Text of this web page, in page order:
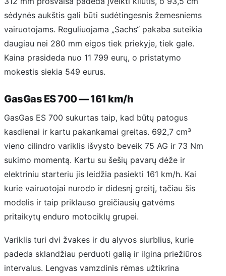
sėdynės aukštis gali būti sudėtingesnis žemesniems
vairuotojams. Reguliuojama „Sachs“ pakaba suteikia
daugiau nei 280 mm eigos tiek priekyje, tiek gale.
Kaina prasideda nuo 11 799 eurų, o pristatymo
mokestis siekia 549 eurus.
GasGas ES 700 — 161 km/h
GasGas ES 700 sukurtas taip, kad būtų patogus
kasdienai ir kartu pakankamai greitas. 692,7 cm³
vieno cilindro variklis išvysto beveik 75 AG ir 73 Nm
sukimo momentą. Kartu su šešių pavarų dėže ir
elektriniu starteriu jis leidžia pasiekti 161 km/h. Kai
kurie vairuotojai nurodo ir didesnį greitį, tačiau šis
modelis ir taip priklauso greičiausių gatvėms
pritaikytų enduro motociklų grupei.
Variklis turi dvi žvakes ir du alyvos siurblius, kurie
padeda sklandžiau perduoti galią ir ilgina priežiūros
intervalus. Lengvas vamzdinis rėmas užtikrina